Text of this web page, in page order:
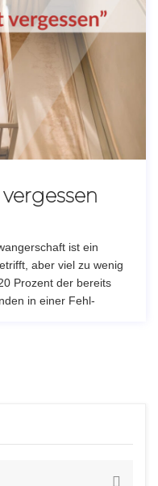
ist ein
aber viel zu wenig
Prozent der bereits
in einer Fehl-